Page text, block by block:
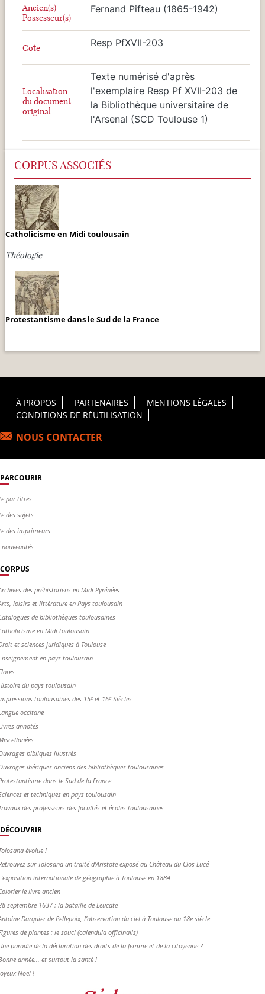
Ancien(s)
Possesseur(s)
Fernand Pifteau (1865-1942)
Cote Resp PfXVII-203
Localisation
du document
original
Texte numérisé d'après
l'exemplaire Resp Pf XVII-203 de
la Bibliothèque universitaire de
l'Arsenal (SCD Toulouse 1)
CORPUS ASSOCIÉS
Catholicisme en Midi toulousain
Théologie
Protestantisme dans le Sud de la France
Footer Principal
À PROPOS PARTENAIRES
MENTIONS LÉGALES
CONDITIONS DE RÉUTILISATION
NOUS CONTACTER
PARCOURIR
par titres
des sujets
des imprimeurs
nouveautés
CORPUS
des préhistoriens en Midi-Pyrénées
loisirs et littérature en Pays toulousain
de bibliothèques toulousaines
en Midi toulousain
et sciences juridiques à Toulouse
en pays toulousain
du pays toulousain
toulousaines des 15ᵉ et 16ᵉ Siècles
occitane
annotés
bibliques illustrés
ibériques anciens des bibliothèques toulousaines
dans le Sud de la France
et techniques en pays toulousain
des professeurs des facultés et écoles toulousaines
DÉCOUVRIR
évolue !
sur Tolosana un traité d'Aristote exposé au Château du Clos Lucé
internationale de géographie à Toulouse en 1884
le livre ancien
septembre 1637 : la bataille de Leucate
Darquier de Pellepoix, l’observation du ciel à Toulouse au 18e siècle
de plantes : le souci (calendula officinalis)
parodie de la déclaration des droits de la femme et de la citoyenne ?
année... et surtout la santé !
Noël !